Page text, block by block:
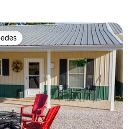
entre huéspedes